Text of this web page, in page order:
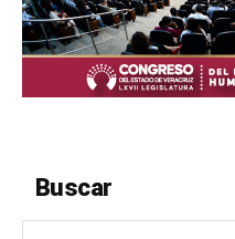
Buscar